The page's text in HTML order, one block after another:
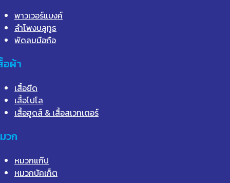
พาวเวอร์แบงค์
ลำโพงบลูทูธ
พัดลมมือถือ
อผ้า
เสื้อยืด
เสื้อโปโล
เสื้อฮูดส์ & เสื้อสเวทเตอร์
วก
หมวกแก๊ป
หมวกบัคเก็ต